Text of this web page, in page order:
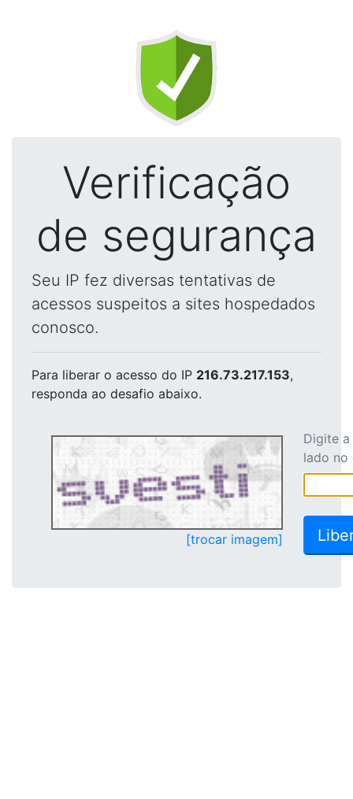
Verificação
de segurança
Seu IP fez diversas tentativas de
acessos suspeitos a sites hospedados
conosco.
Para liberar o acesso do IP 216.73.217.153,
responda ao desafio abaixo.
[trocar imagem]
Digite
lado no